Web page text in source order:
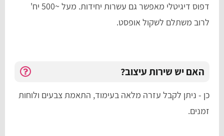
דפוס דיגיטלי מאפשר גם עשרות יחידות. מעל ~500 יח'
לרוב משתלם לשקול אופסט.
האם יש שירות עיצוב?
כן - ניתן לקבל עזרה מלאה בעימוד, התאמת צבעים ולוחות
זמנים.